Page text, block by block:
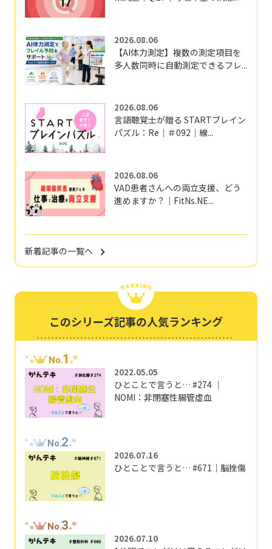
2026.08.06
【AI体力測定】複数の測定項目を
多人数同時に自動測定できるフレ...
2026.08.06
言語聴覚士が贈る STARTブレイン
パズル：Re｜＃092｜線...
2026.08.06
VAD患者さんへの両立支援、どう
進めますか？｜FitNs.NE...
新着記事の一覧へ
このシリーズ記事の人気ランキング
No.1
2022.05.05
ひとことで言うと… #274 ｜
NOMI：非閉塞性腸管虚血
No.2
2026.07.16
ひとことで言うと… #671｜脳挫傷
No.3
2026.07.10